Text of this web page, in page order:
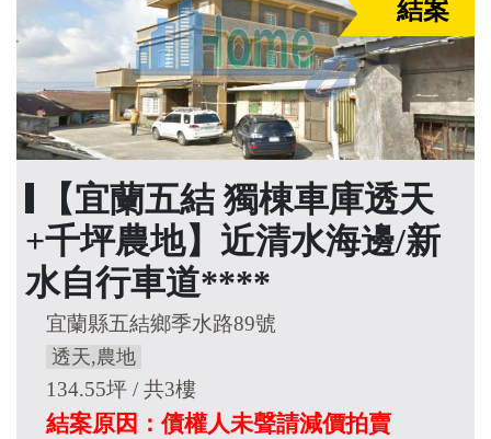
結案
【宜蘭五結 獨棟車庫透天
+千坪農地】近清水海邊/新
水自行車道****
宜蘭縣五結鄉季水路89號
透天,農地
134.55坪 / 共3樓
結案原因：債權人未聲請減價拍賣